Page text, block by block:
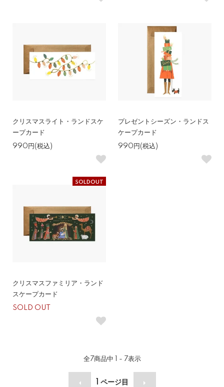
クリスマスライト・ランドスケ
ープカード
990円(税込)
プレゼントシーズン・ランドス
ケープカード
990円(税込)
SOLDOUT
クリスマスファミリア・ランド
スケープカード
SOLD OUT
全7商品中 1 - 7表示
ページ目